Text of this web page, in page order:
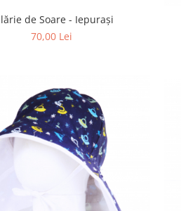
de Soare - Iepurași
70,00 Lei